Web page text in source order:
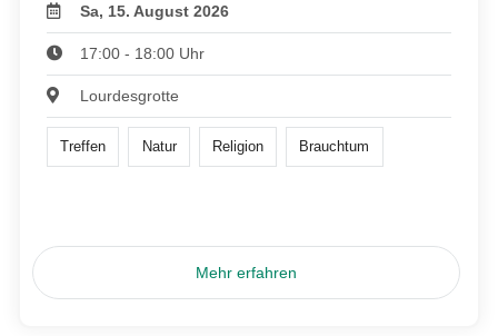
Sa, 15. August 2026
17:00 - 18:00 Uhr
Lourdesgrotte
Treffen Natur Religion Brauchtum
Mehr erfahren